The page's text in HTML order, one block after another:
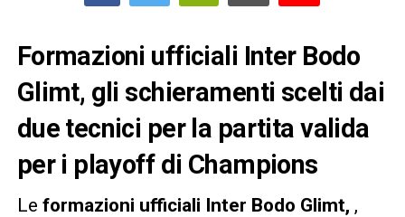
Formazioni ufficiali Inter Bodo
Glimt, gli schieramenti scelti dai
due tecnici per la partita valida
per i playoff di Champions
Le formazioni ufficiali Inter Bodo Glimt, ,